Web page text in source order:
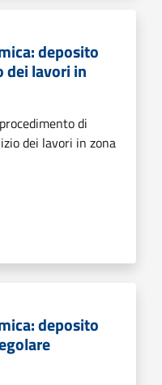
deposito
lavori in
di
dei lavori in zona
deposito